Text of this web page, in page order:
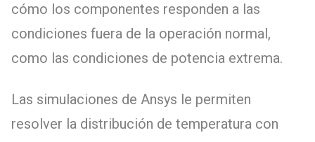
cómo los componentes responden a las
condiciones fuera de la operación normal,
como las condiciones de potencia extrema.
Las simulaciones de Ansys le permiten
resolver la distribución de temperatura con